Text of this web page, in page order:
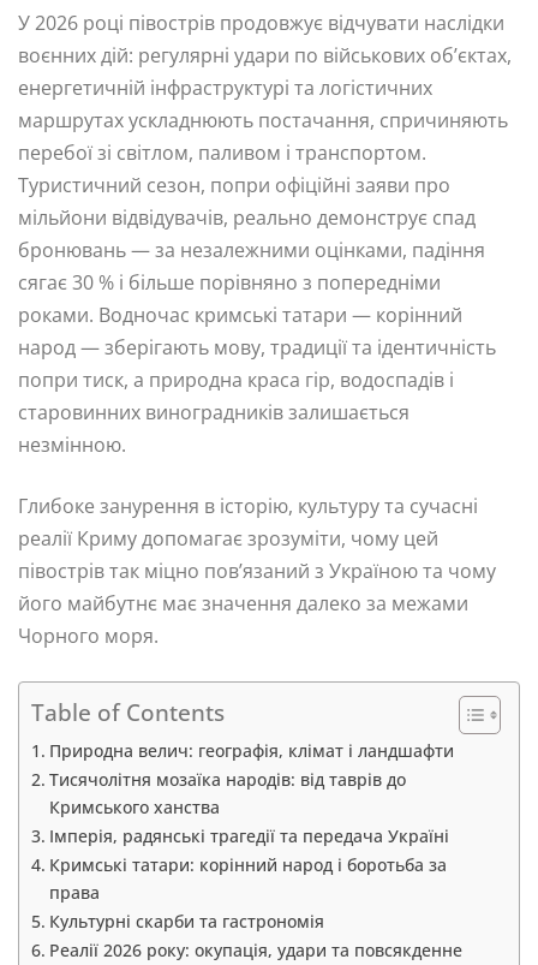
У 2026 році півострів продовжує відчувати наслідки
воєнних дій: регулярні удари по військових об’єктах,
енергетичній інфраструктурі та логістичних
маршрутах ускладнюють постачання, спричиняють
перебої зі світлом, паливом і транспортом.
Туристичний сезон, попри офіційні заяви про
мільйони відвідувачів, реально демонструє спад
бронювань — за незалежними оцінками, падіння
сягає 30 % і більше порівняно з попередніми
роками. Водночас кримські татари — корінний
народ — зберігають мову, традиції та ідентичність
попри тиск, а природна краса гір, водоспадів і
старовинних виноградників залишається
незмінною.
Глибоке занурення в історію, культуру та сучасні
реалії Криму допомагає зрозуміти, чому цей
півострів так міцно пов’язаний з Україною та чому
його майбутнє має значення далеко за межами
Чорного моря.
Table of Contents
Природна велич: географія, клімат і ландшафти
Тисячолітня мозаїка народів: від таврів до
Кримського ханства
Імперія, радянські трагедії та передача Україні
Кримські татари: корінний народ і боротьба за
права
Культурні скарби та гастрономія
Реалії 2026 року: окупація, удари та повсякденне